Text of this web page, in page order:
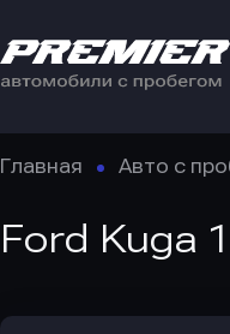
Главная Авто с
Ford Kuga